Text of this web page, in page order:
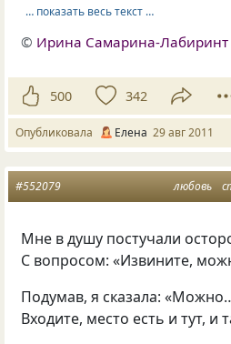
… показать весь текст …
© Ирина Самарина-Лабиринт
500 342
Опубликовала Елена 29 авг 2011
любовь
#552079
Мне в душу постучали
С вопросом: «Извините,
Подумав, я сказала:
Входите, место есть и тут, и